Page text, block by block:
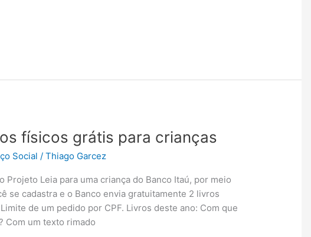
físicos grátis para crianças
Social /Thiago Garcez
Projeto Leia para uma criança do Banco Itaú, por meio
se cadastra e o Banco envia gratuitamente 2 livros
de um pedido por CPF. Livros deste ano: Com que
Com um texto rimado